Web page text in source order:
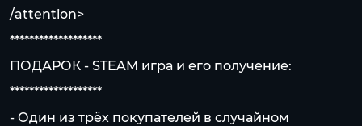
/attention>
*******************
ПОДАРОК - STEAM игра и его получение:
*******************
- Один из трёх покупателей в случайном